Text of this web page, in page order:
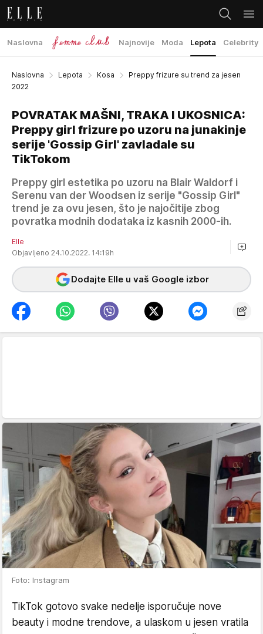
Naslovna Najnovije Moda Lepota Celebrity
Naslovna Lepota Kosa
Preppy frizure su trend za jesen
2022
POVRATAK MAŠNI, TRAKA I UKOSNICA:
Preppy girl frizure po uzoru na junakinje
serije 'Gossip Girl' zavladale su
TikTokom
Preppy girl estetika po uzoru na Blair Waldorf i
Serenu van der Woodsen iz serije "Gossip Girl"
trend je za ovu jesen, što je najočitije zbog
povratka modnih dodataka iz kasnih 2000-ih.
Elle
Objavljeno 24.10.2022. 14:19h
Dodajte Elle u vaš Google izbor
Foto: Instagram
TikTok gotovo svake nedelje isporučuje nove
beauty i modne trendove, a ulaskom u jesen vratila